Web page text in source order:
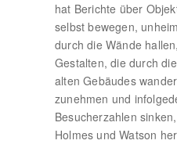
hat Berichte über
selbst bewegen,
durch die Wände
Gestalten, die durch
alten Gebäudes
zunehmen und
Besucherzahlen
Holmes und Watson